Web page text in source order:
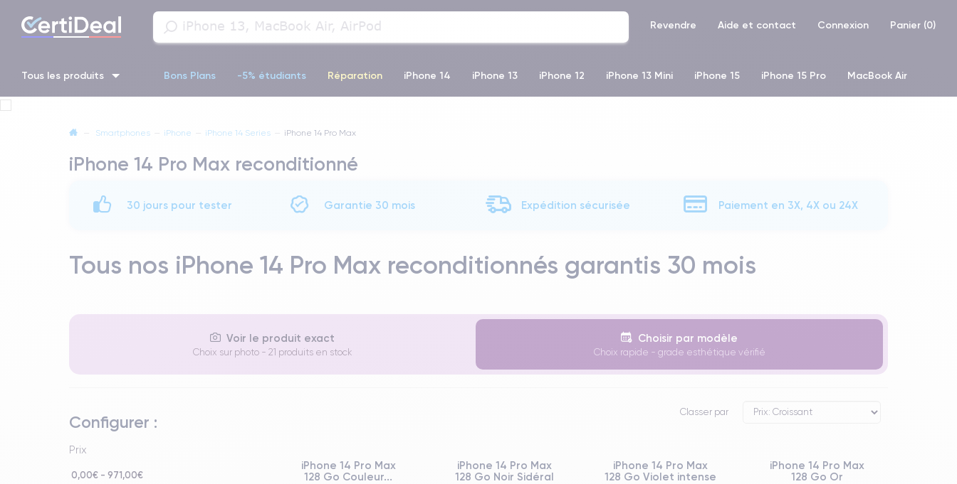
Revendre Aide et contact Connexion Panier (0)
Tous les produits Bons Plans -5% étudiants Réparation iPhone 14 iPhone 13 iPhone 12 iPhone 13 Mini iPhone 15 iPhone 15 Pro MacBook Air
iPhone 11 Pro iPhone 14 pro
— Smartphones — iPhone — iPhone 14 Series — iPhone 14 Pro Max
iPhone 14 Pro Max reconditionné
30 jours pour tester Garantie 30 mois Expédition sécurisée Paiement en 3X, 4X ou 24X
Tous nos iPhone 14 Pro Max reconditionnés garantis 30 mois
Voir le produit exact
Choix sur photo - 21 produits en stock
Choisir par modèle
Choix rapide - grade esthétique vérifié
Configurer :
Prix
0,00€ - 971,00€
Classer par
iPhone 14 Pro Max
128 Go Couleur...
iPhone 14 Pro Max
128 Go Noir Sidéral
iPhone 14 Pro Max
128 Go Violet intense
iPhone 14 Pro Max
128 Go Or